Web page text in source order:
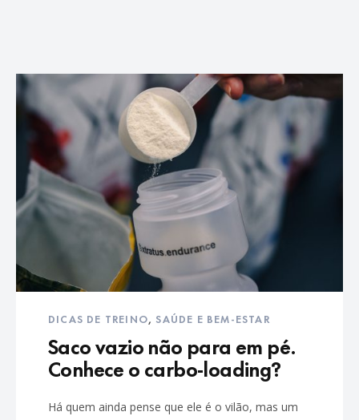
DICAS DE TREINO, SAÚDE E BEM-ESTAR
Saco vazio não para em pé.
Conhece o carbo-loading?
Há quem ainda pense que ele é o vilão, mas um